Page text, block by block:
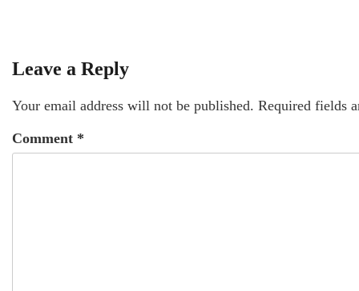
Leave a Reply
Your email address will not be published. Required fields
Comment *